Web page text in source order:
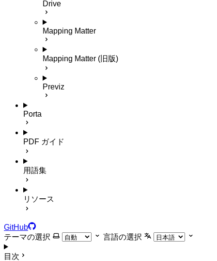
Drive
Mapping Matter
Mapping Matter (旧版)
Previz
Porta
PDF ガイド
用語集
リソース
GitHub
テーマの選択
言語の選択
目次